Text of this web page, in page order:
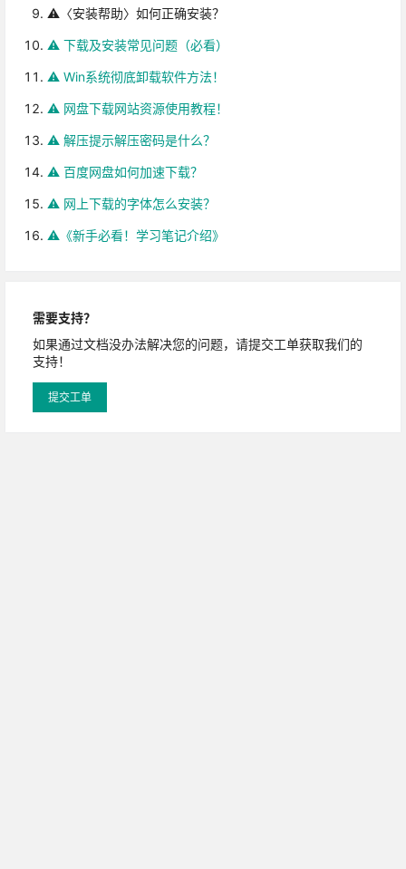
⚠️〈安装帮助〉如何正确安装？
⚠️ 下载及安装常见问题（必看）
⚠️ Win系统彻底卸载软件方法！
⚠️ 网盘下载网站资源使用教程！
⚠️ 解压提示解压密码是什么？
⚠️ 百度网盘如何加速下载？
⚠️ 网上下载的字体怎么安装？
⚠️《新手必看！学习笔记介绍》
需要支持？
如果通过文档没办法解决您的问题，请提交工单获取我们的
支持！
提交工单